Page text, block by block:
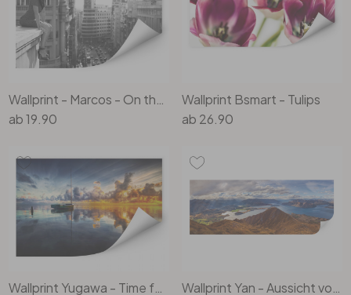
ab19.90
Wallprint Bsmart - Tulips
ab 26.90